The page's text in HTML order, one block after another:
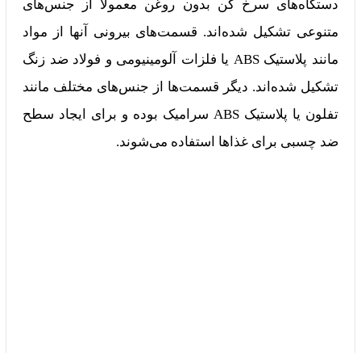
دستگاه‌های سرخ کن بدون روغن معمولاً از جنس‌های
متنوعی تشکیل شده‌اند. قسمت‌های بیرونی آنها از مواد
مانند پلاستیک ABS یا فلزات آلومینیومی و فولاد ضد زنگ
تشکیل شده‌اند. دیگر قسمت‌ها از جنس‌های مختلف مانند
تفلون یا پلاستیک ABS سرامیک بوده و برای ایجاد سطح
ضد چسبی برای غذاها استفاده می‌شوند.